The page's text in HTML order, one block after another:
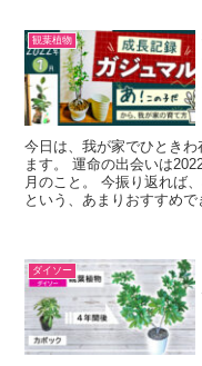
観葉植物
今日は、我が家でひとき
ます。 運命の出会いは
月のこと。 今振り返れば
という、あまりおすすめで
ダイソー